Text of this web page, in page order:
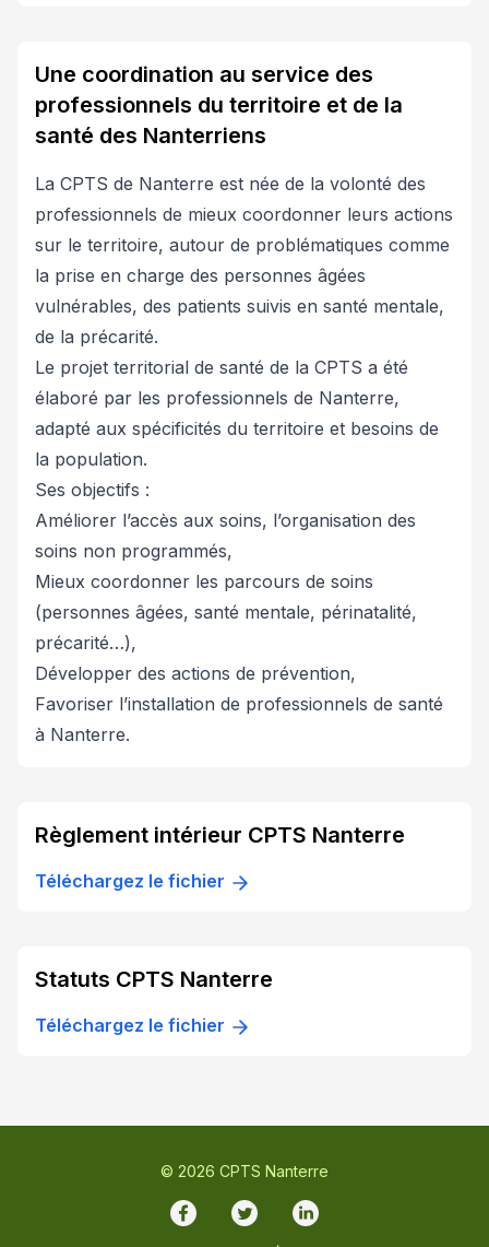
Une coordination au service des
professionnels du territoire et de la
santé des Nanterriens
La CPTS de Nanterre est née de la volonté des
professionnels de mieux coordonner leurs actions
sur le territoire, autour de problématiques comme
la prise en charge des personnes âgées
vulnérables, des patients suivis en santé mentale,
de la précarité.
Le projet territorial de santé de la CPTS a été
élaboré par les professionnels de Nanterre,
adapté aux spécificités du territoire et besoins de
la population.
Ses objectifs :
Améliorer l’accès aux soins, l’organisation des
soins non programmés,
Mieux coordonner les parcours de soins
(personnes âgées, santé mentale, périnatalité,
précarité…),
Développer des actions de prévention,
Favoriser l’installation de professionnels de santé
à Nanterre.
Règlement intérieur CPTS Nanterre
Téléchargez le fichier
Statuts CPTS Nanterre
Téléchargez le fichier
© 2026 CPTS Nanterre